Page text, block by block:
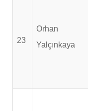
23
Orhan
Yalçınkaya